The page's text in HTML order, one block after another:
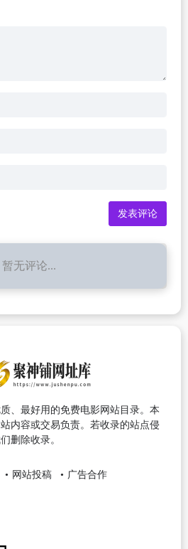
暂无评论...
、最好用的免费电影网站目录。本
内容或交易负责。若收录的站点侵
删除收录。
网站投稿 广告合作